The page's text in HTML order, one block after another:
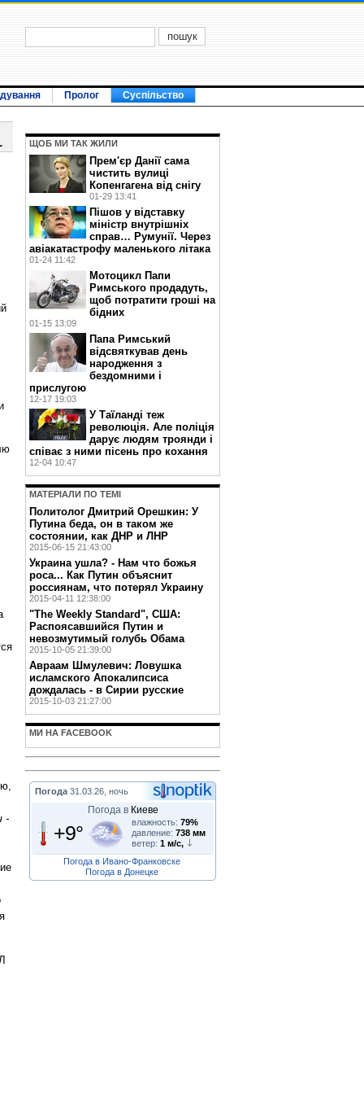
Пролог Суспільство
-
ЩОБ МИ ТАК ЖИЛИ
Прем'єр Данії сама
чистить вулиці
Копенгагена від снігу
01-29 13:41
Пішов у відставку
міністр внутрішніх
справ… Румунії. Через
авіакатастрофу маленького літака
01-24 11:42
Мотоцикл Папи
Римського продадуть,
щоб потратити гроші на
бідних
01-15 13:09
Папа Римський
відсвяткував день
народження з
бездомними і
прислугою
12-17 19:03
У Таїланді теж
революція. Але поліція
дарує людям троянди і
співає з ними пісень про кохання
12-04 10:47
МАТЕРIАЛИ ПО ТЕМI
Политолог Дмитрий Орешкин: У
Путина беда, он в таком же
состоянии, как ДНР и ЛНР
2015-06-15 21:43:00
Украина ушла? - Нам что божья
роса... Как Путин объяснит
россиянам, что потерял Украину
2015-04-11 12:38:00
"The Weekly Standard", США:
Распоясавшийся Путин и
невозмутимый голубь Обама
2015-10-05 21:39:00
Авраам Шмулевич: Ловушка
исламского Апокалипсиса
дождалась - в Сирии русские
2015-10-03 21:27:00
МИ НА FACEBOOK
Погода 31.03.26, ночь
Погода в Киеве
+9° влажность: 79%
давление: 738 мм
ветер: 1 м/с,
Погода в Ивано-Франковске
Погода в Донецке